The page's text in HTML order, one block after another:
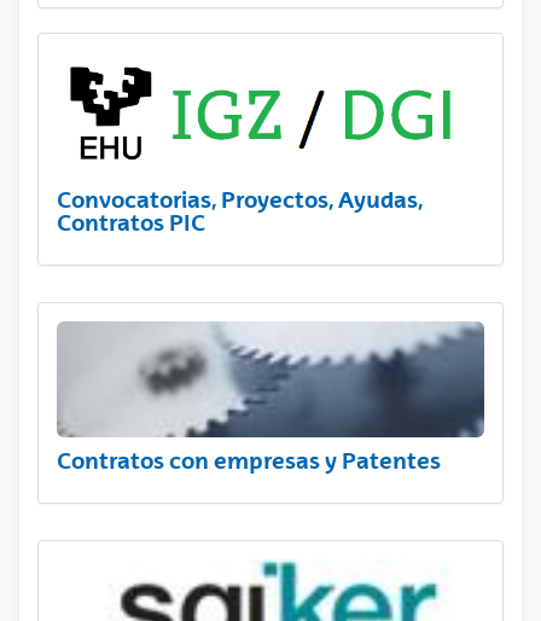
Convocatorias, Proyectos, Ayudas,
Contratos PIC
Contratos con empresas y Patentes